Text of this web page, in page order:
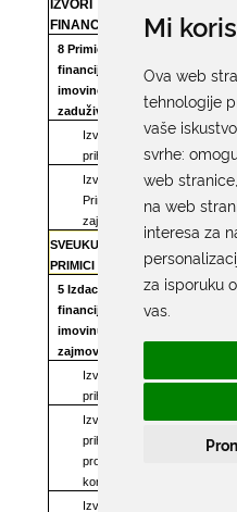
Mi
Ova web
tehnologije
vaše
svrhe:
web stranice,
na web
interesa za
za isporuku
vas.
IZVORI
FINANCIRANJA
8 Primici od
financijske
imovine i
zaduživanja
Izvor: 11 Opći
prihodi i primici
Izvor: 71
Primjeni
zajmovi
SVEUKUPNO
PRIMICI
5 Izdaci za
financijsku
imovinu i otplate
zajmova
Izvor: 11 Opći
prihodi i primici
Izvor: 25 Vlastiti
prihodi
proračunskih
korisnika
Izvor: 36